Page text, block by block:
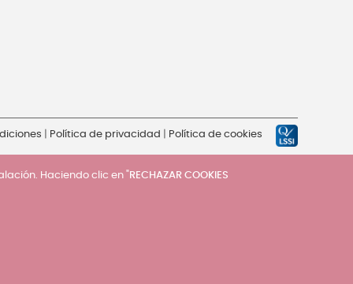
Política de privacidad Política de cookies
Haciendo clic en "RECHAZAR COOKIES